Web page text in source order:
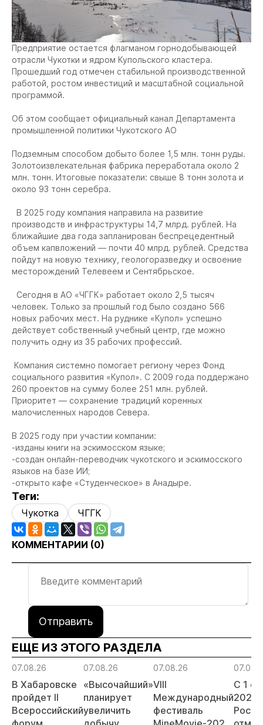
Предприятие остается флагманом горнодобывающей
отрасли Чукотки и ядром Купольского кластера.
Прошедший год отмечен стабильной производственной
работой, ростом инвестиций и масштабной социальной
программой.
Об этом сообщает официальный канал Департамента
промышленной политики Чукотского АО
Подземным способом добыто более 1,5 млн. тонн руды.
Золотоизвлекательная фабрика переработала около 2
млн. тонн. Итоговые показатели: свыше 8 тонн золота и
около 93 тонн серебра.
В 2025 году компания направила на развитие
производств и инфраструктуры 14,7 млрд. рублей. На
ближайшие два года запланирован беспрецедентный
объем капвложений — почти 40 млрд. рублей. Средства
пойдут на новую технику, геологоразведку и освоение
месторождений Телевеем и Сентябрьское.
Сегодня в АО «ЧГГК» работает около 2,5 тысяч
человек. Только за прошлый год было создано 566
новых рабочих мест. На руднике «Купол» успешно
действует собственный учебный центр, где можно
получить одну из 35 рабочих профессий.
Компания системно помогает региону через Фонд
социального развития «Купол». С 2009 года поддержано
260 проектов на сумму более 251 млн. рублей.
Приоритет — сохранение традиций коренных
малочисленных народов Севера.
В 2025 году при участии компании:
-изданы книги на эскимосском языке;
-создан онлайн-переводчик чукотского и эскимосского
языков на базе ИИ;
-открыто кафе «Студенческое» в Анадыре.
Теги:
Чукотка ЧГГК
КОММЕНТАРИИ (0)
Отправить
ЕЩЕ ИЗ ЭТОГО РАЗДЕЛА
07.08.26
В Хабаровске
пройдет II
Всероссийский
07.08.26
«Высочайший»
планирует
увеличить
07.08.26
VIII
Международный
фестиваль
С 1
2026